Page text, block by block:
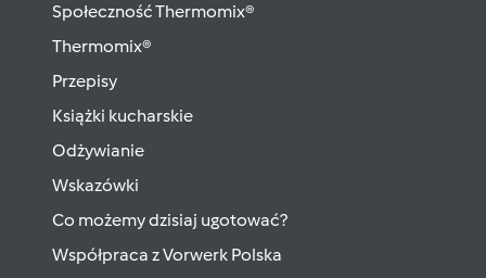
Społeczność Thermomix®
Thermomix®
Przepisy
Książki kucharskie
Odżywianie
Wskazówki
Co możemy dzisiaj ugotować?
Współpraca z Vorwerk Polska